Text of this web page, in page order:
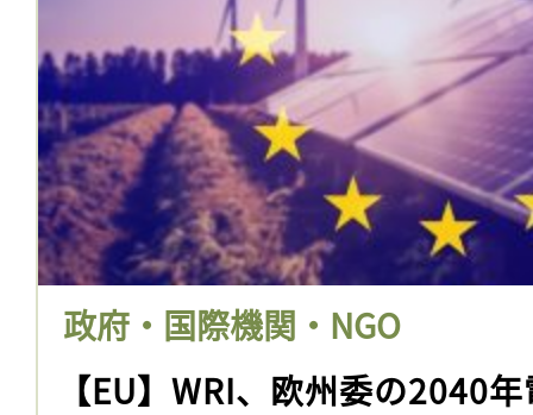
政府・国際機関・NGO
【EU】WRI、欧州委の2040